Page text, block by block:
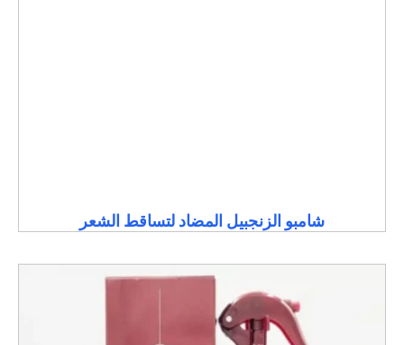
شامبو الزنجبيل المضاد لتساقط الشعر